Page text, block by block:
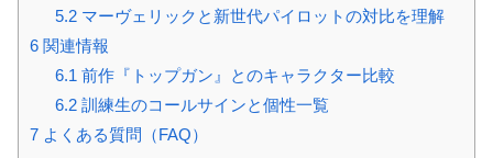
5.2マーヴェリックと新世代パイロットの対比を理解
6 関連情報
6.1 前作『トップガン』とのキャラクター比較
6.2訓練生のコールサインと個性一覧
7 よくある質問（FAQ）